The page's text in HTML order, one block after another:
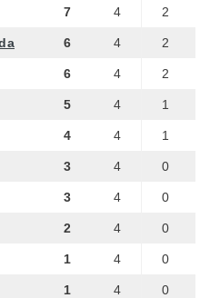
7 4 2
6 4 2
6 4 2
5 4 1
4 4 1
3 4 0
3 4 0
2 4 0
1 4 0
1 4 0